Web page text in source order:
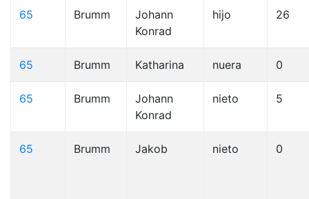
65 Brumm
Johann
Konrad
hijo 26
65 Brumm Katharina nuera 0
65 Brumm
Johann
Konrad
nieto 5
65 Brumm Jakob nieto 0